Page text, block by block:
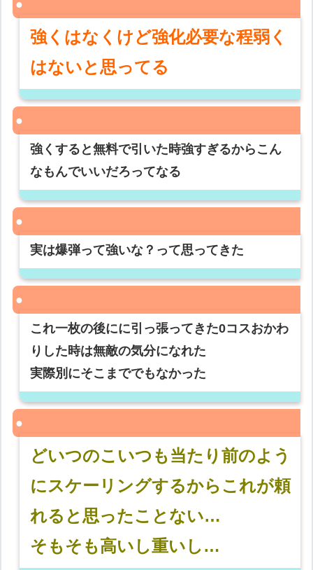
強くはなくけど強化必要な程弱く
はないと思ってる
強くすると無料で引いた時強すぎるからこん
なもんでいいだろってなる
実は爆弾って強いな？って思ってきた
これ一枚の後にに引っ張ってきた0コスおかわ
りした時は無敵の気分になれた
実際別にそこまででもなかった
どいつのこいつも当たり前のよう
にスケーリングするからこれが頼
れると思ったことない…
そもそも高いし重いし…